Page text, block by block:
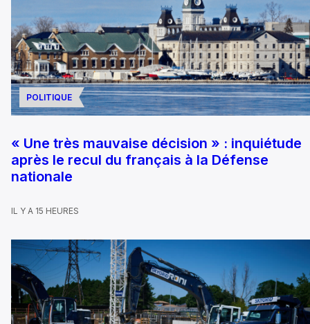
POLITIQUE
« Une très mauvaise décision » : inquiétude
après le recul du français à la Défense
nationale
IL Y A 15 HEURES